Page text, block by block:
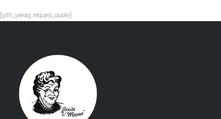
[yith_ywraq_request_quote]